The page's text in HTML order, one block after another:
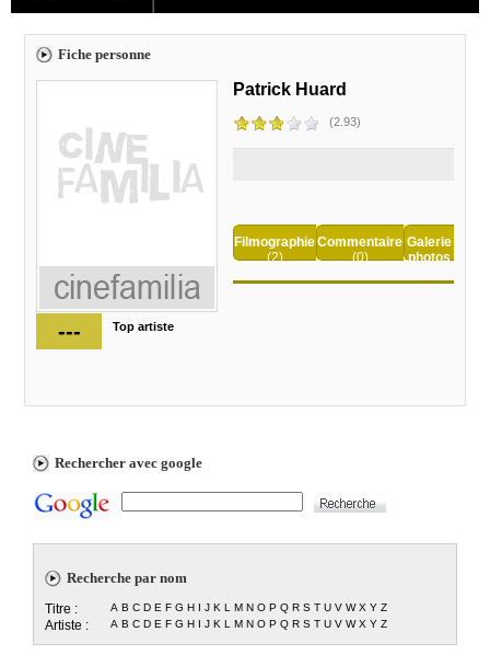
Fiche personne
--- Top artiste
Patrick Huard
(2.93)
Filmographie
(2)
Commentaire
(0)
Galerie
photos
Rechercher avec google
Recherche par nom
Titre : A B C D E F G H I J K L M N O P Q R S T U V W X Y Z
Artiste : A B C D E F G H I J K L M N O P Q R S T U V W X Y Z